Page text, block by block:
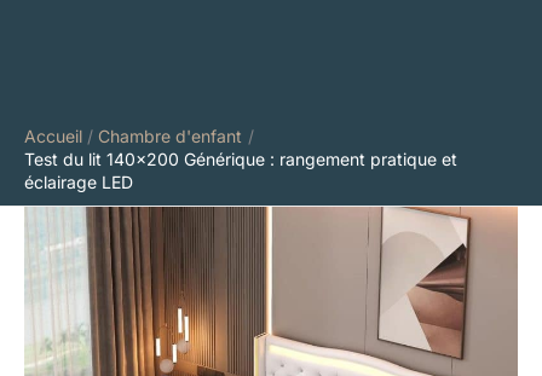
Accueil
Chambre d'enfant
Test du lit 140×200 Générique : rangement pratique et
éclairage LED